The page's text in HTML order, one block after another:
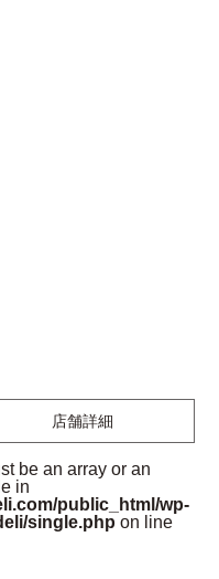
店舗詳細
be an array or an
in
public_html/wp-
single.php on line